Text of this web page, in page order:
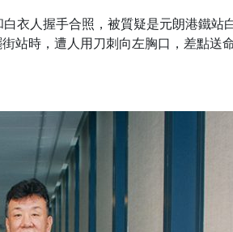
衣人握手合照，被質疑是元朗港鐵
站時，遭人用刀刺向左胸口，差點